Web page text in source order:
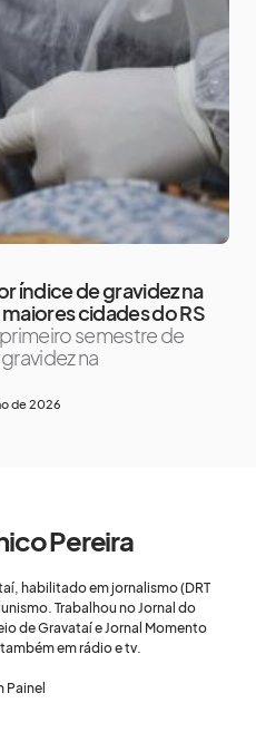
índice de gravidez na
cidades do RS
semestre de
na
de 2026
Pereira
habilitado em jornalismo (DRT
Trabalhou no Jornal do
de Gravataí e Jornal Momento
em rádio e tv.
Painel